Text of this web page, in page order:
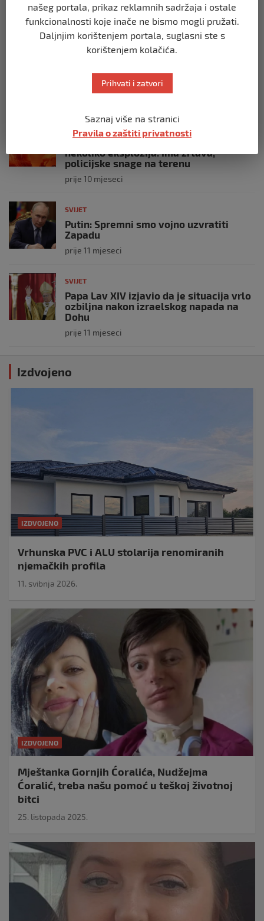
prije 10 mjeseci
vijori zastavu BiH
prije 10 mjeseci
Opsadno stanje u Münchenu, odjeknulo
nekoliko eksplozija: Ima žrtava,
policijske snage na terenu
prije 10 mjeseci
SVIJET
Putin: Spremni smo vojno uzvratiti
Zapadu
prije 11 mjeseci
SVIJET
Papa Lav XIV izjavio da je situacija vrlo
ozbiljna nakon izraelskog napada na
Dohu
prije 11 mjeseci
Izdvojeno
IZDVOJENO
Vrhunska PVC i ALU stolarija renomiranih
njemačkih profila
11. svibnja 2026.
IZDVOJENO
Mještanka Gornjih Ćoralića, Nudžejma
Ćoralić, treba našu pomoć u teškoj životnoj
bitci
25. listopada 2025.
našeg portala, prikaz reklamnih sadržaja i ostale
funkcionalnosti koje inače ne bismo mogli pružati.
Daljnjim korištenjem portala, suglasni ste s
korištenjem kolačića.
Prihvati i zatvori
Saznaj više na stranici
Pravila o zaštiti privatnosti